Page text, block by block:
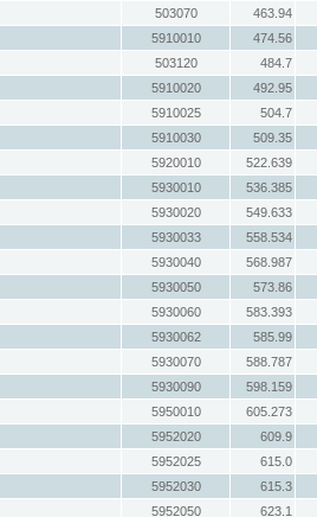
503070
463.94
5910010
474.56
503120
484.7
5910020
492.95
5910025
504.7
5910030
509.35
5920010
522.639
5930010
536.385
5930020
549.633
5930033
558.534
5930040
568.987
5930050
573.86
5930060
583.393
5930062
585.99
5930070
588.787
5930090
598.159
5950010
605.273
5952020
609.9
5952025
615.0
5952030
615.3
5952050
623.1